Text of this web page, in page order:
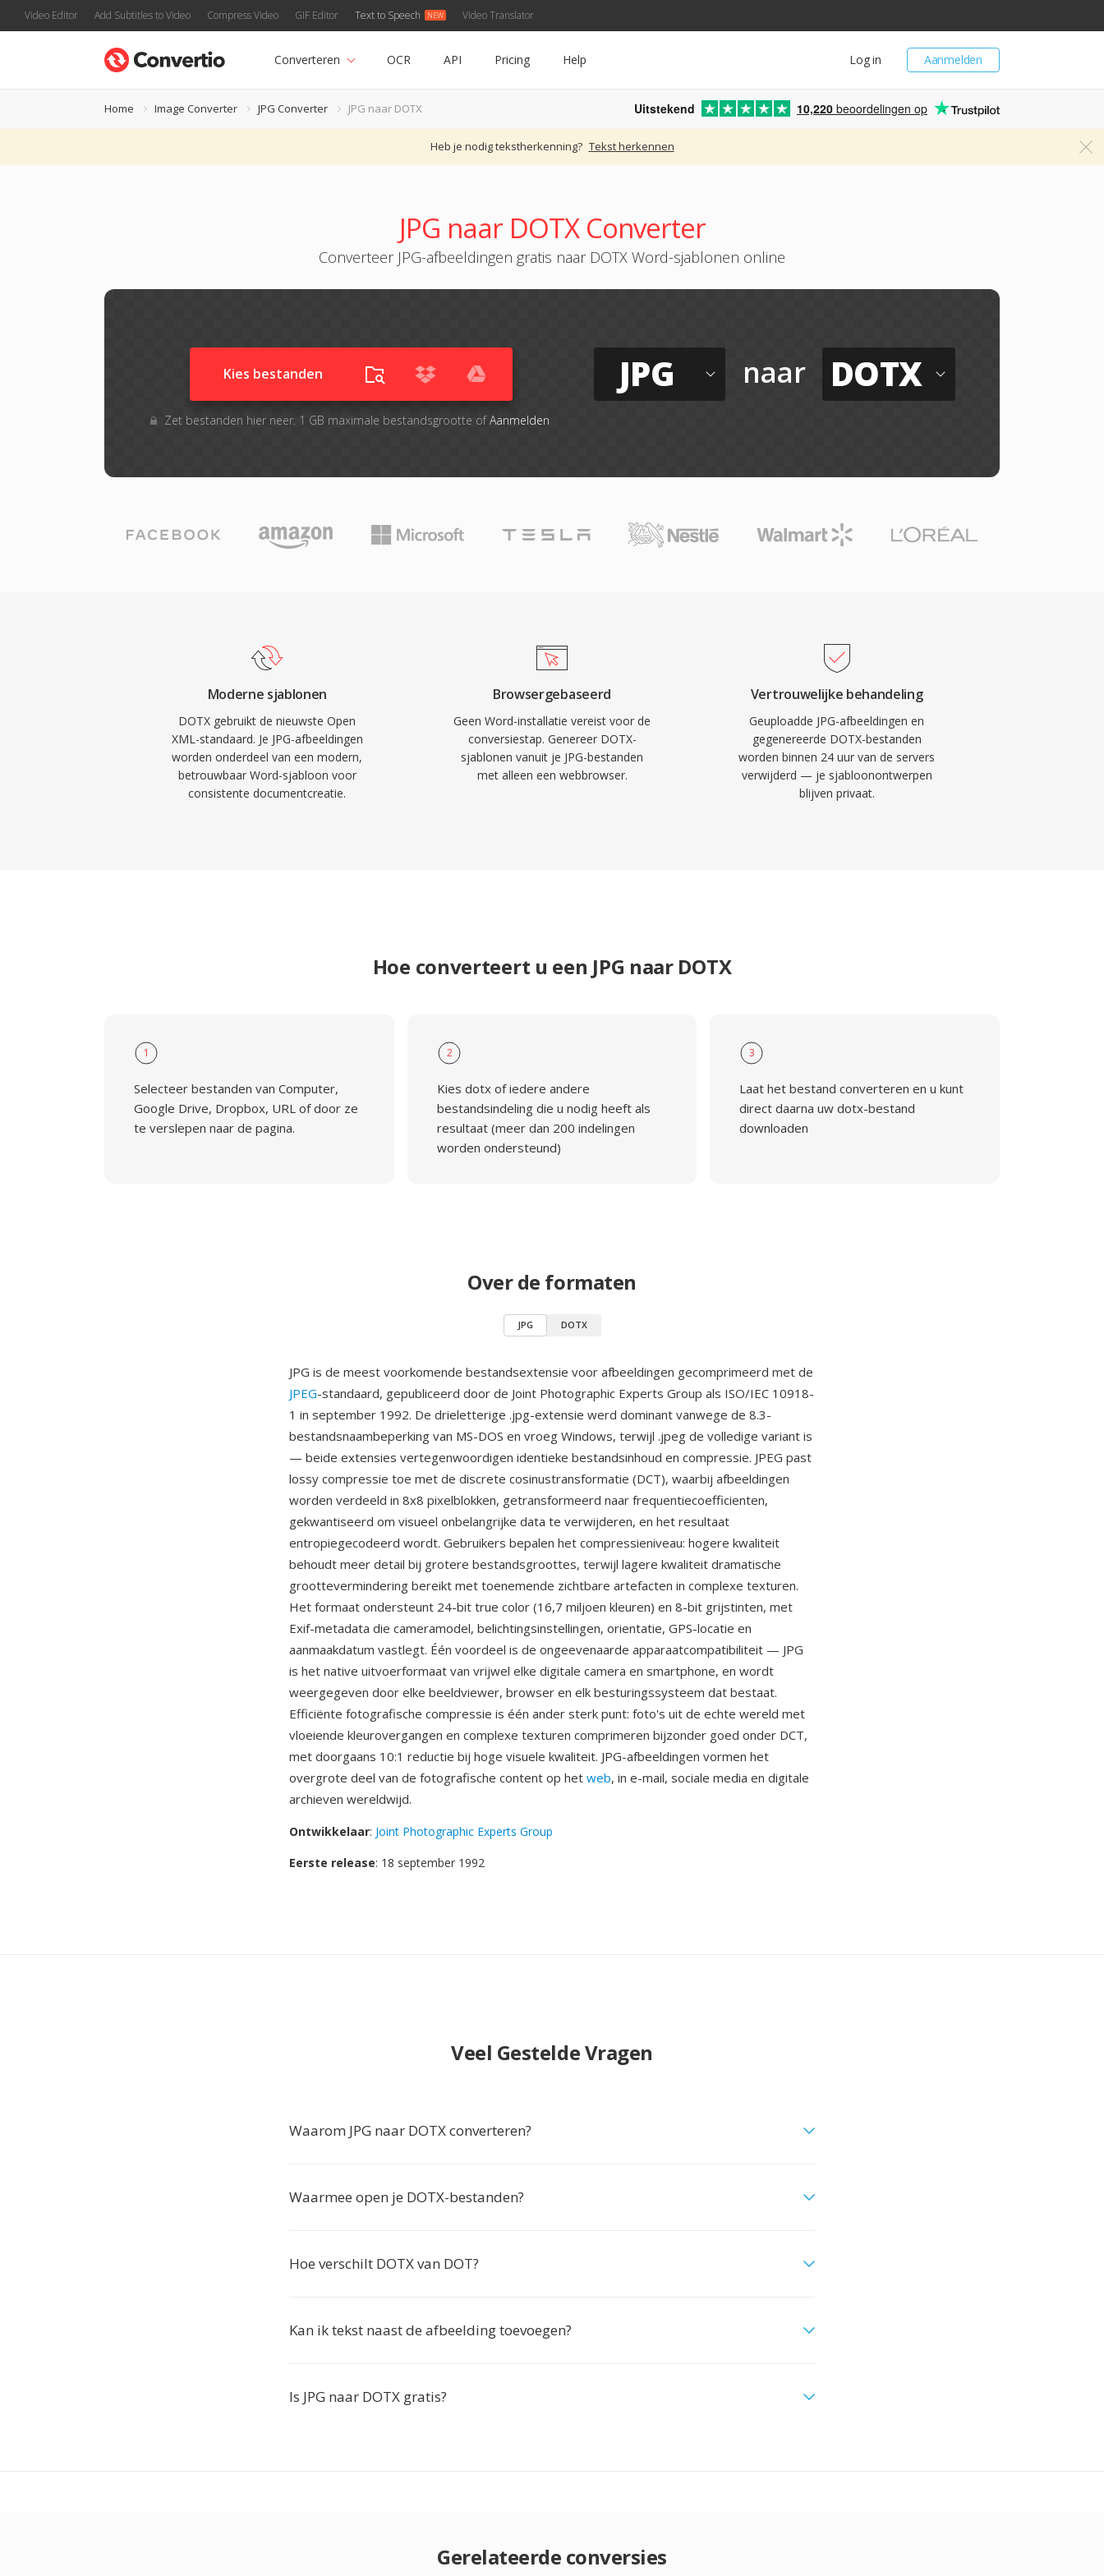
Video Editor Add Subtitles to Video Compress Video GIF Editor Text to Speech Video Translator
Aanmelden
Log in
Converteren OCR API Pricing Help
Home Image Converter JPG Converter JPG naar DOTX Uitstekend 10,220 beoordelingen op
Heb je nodig tekstherkenning? Tekst herkennen
JPG naar DOTX Converter
Converteer JPG-afbeeldingen gratis naar DOTX Word-sjablonen online
Kies bestanden
Zet bestanden hier neer. 1 GB maximale bestandsgrootte ofAanmelden
JPG naar DOTX
Moderne sjablonen
DOTX gebruikt de nieuwste Open
XML-standaard. Je JPG-afbeeldingen
worden onderdeel van een modern,
betrouwbaar Word-sjabloon voor
consistente documentcreatie.
Browsergebaseerd
Geen Word-installatie vereist voor de
conversiestap. Genereer DOTX-
sjablonen vanuit je JPG-bestanden
met alleen een webbrowser.
Vertrouwelijke behandeling
Geuploadde JPG-afbeeldingen en
gegenereerde DOTX-bestanden
worden binnen 24 uur van de servers
verwijderd — je sjabloonontwerpen
blijven privaat.
Hoe converteert u een JPG naar DOTX
1
Selecteer bestanden van Computer,
Google Drive, Dropbox, URL of door ze
te verslepen naar de pagina.
2
Kies dotx of iedere andere
bestandsindeling die u nodig heeft als
resultaat (meer dan 200 indelingen
worden ondersteund)
3
Laat het bestand converteren en u kunt
direct daarna uw dotx-bestand
downloaden
Over de formaten
JPG DOTX
JPG is de meest voorkomende bestandsextensie voor afbeeldingen gecomprimeerd met de
JPEG-standaard, gepubliceerd door de Joint Photographic Experts Group als ISO/IEC 10918-
1 in september 1992. De drieletterige .jpg-extensie werd dominant vanwege de 8.3-
bestandsnaambeperking van MS-DOS en vroeg Windows, terwijl .jpeg de volledige variant is
— beide extensies vertegenwoordigen identieke bestandsinhoud en compressie. JPEG past
lossy compressie toe met de discrete cosinustransformatie (DCT), waarbij afbeeldingen
worden verdeeld in 8x8 pixelblokken, getransformeerd naar frequentiecoefficienten,
gekwantiseerd om visueel onbelangrijke data te verwijderen, en het resultaat
entropiegecodeerd wordt. Gebruikers bepalen het compressieniveau: hogere kwaliteit
behoudt meer detail bij grotere bestandsgroottes, terwijl lagere kwaliteit dramatische
groottevermindering bereikt met toenemende zichtbare artefacten in complexe texturen.
Het formaat ondersteunt 24-bit true color (16,7 miljoen kleuren) en 8-bit grijstinten, met
Exif-metadata die cameramodel, belichtingsinstellingen, orientatie, GPS-locatie en
aanmaakdatum vastlegt. Één voordeel is de ongeevenaarde apparaatcompatibiliteit — JPG
is het native uitvoerformaat van vrijwel elke digitale camera en smartphone, en wordt
weergegeven door elke beeldviewer, browser en elk besturingssysteem dat bestaat.
Efficiënte fotografische compressie is één ander sterk punt: foto's uit de echte wereld met
vloeiende kleurovergangen en complexe texturen comprimeren bijzonder goed onder DCT,
met doorgaans 10:1 reductie bij hoge visuele kwaliteit. JPG-afbeeldingen vormen het
overgrote deel van de fotografische content op het web, in e-mail, sociale media en digitale
archieven wereldwijd.
Ontwikkelaar: Joint Photographic Experts Group
Eerste release: 18 september 1992
Veel Gestelde Vragen
Waarom JPG naar DOTX converteren?
Waarmee open je DOTX-bestanden?
Hoe verschilt DOTX van DOT?
Kan ik tekst naast de afbeelding toevoegen?
Is JPG naar DOTX gratis?
Gerelateerde conversies